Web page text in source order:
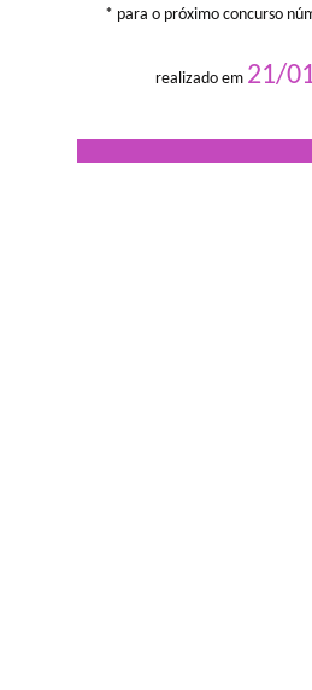
* para o próximo concurso
realizado em 21/